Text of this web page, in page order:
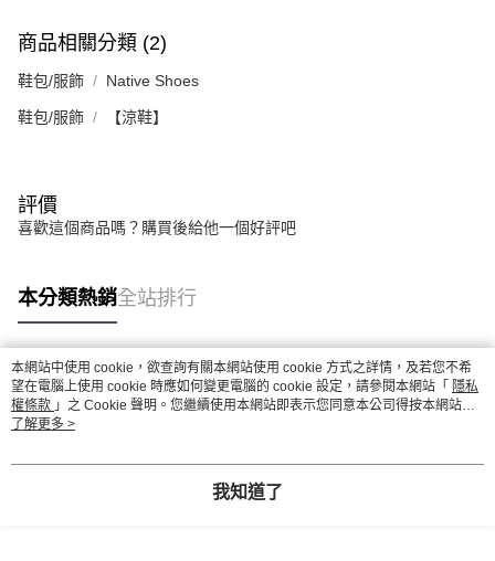
商品相關分類 (2)
鞋包/服飾 Native Shoes
鞋包/服飾 【涼鞋】
評價
喜歡這個商品嗎？購買後給他一個好評吧
本分類熱銷全站排行
熱門標籤
本網站中使用 cookie，欲查詢有關本網站使用 cookie 方式之詳情，及若您不希
望在電腦上使用 cookie 時應如何變更電腦的 cookie 設定，請參閱本網站「 隱私
權條款 」之 Cookie 聲明。您繼續使用本網站即表示您同意本公司得按本網站使
用條款之 Cookie 聲明使用 cookie。
了解更多 >
我知道了